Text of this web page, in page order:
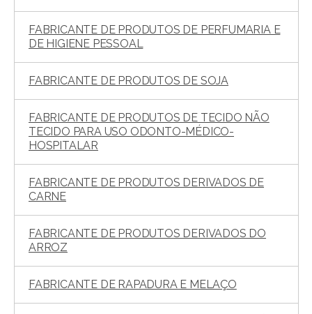
FABRICANTE DE PRODUTOS DE PERFUMARIA E
DE HIGIENE PESSOAL
FABRICANTE DE PRODUTOS DE SOJA
FABRICANTE DE PRODUTOS DE TECIDO NÃO
TECIDO PARA USO ODONTO-MÉDICO-
HOSPITALAR
FABRICANTE DE PRODUTOS DERIVADOS DE
CARNE
FABRICANTE DE PRODUTOS DERIVADOS DO
ARROZ
FABRICANTE DE RAPADURA E MELAÇO